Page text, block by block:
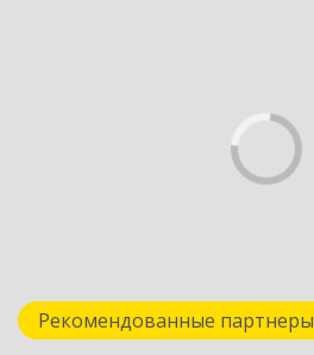
Рекомендованные партнеры